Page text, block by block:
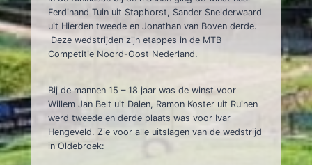
Ferdinand Tuin uit Staphorst, Sander Snelderwaard
uit Hierden tweede en Jonathan van Boven derde.
Deze wedstrijden zijn etappes in de MTB
Competitie Noord-Oost Nederland.
Bij de mannen 15 – 18 jaar was de winst voor
Willem Jan Belt uit Dalen, Ramon Koster uit Ruinen
werd tweede en derde plaats was voor Ivar
Hengeveld. Zie voor alle uitslagen van de wedstrijd
in Oldebroek: